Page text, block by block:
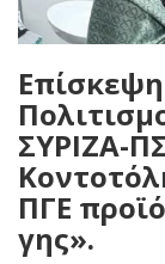
ΣΥΡΙΖΑ-
ΠΓΕ
γης».